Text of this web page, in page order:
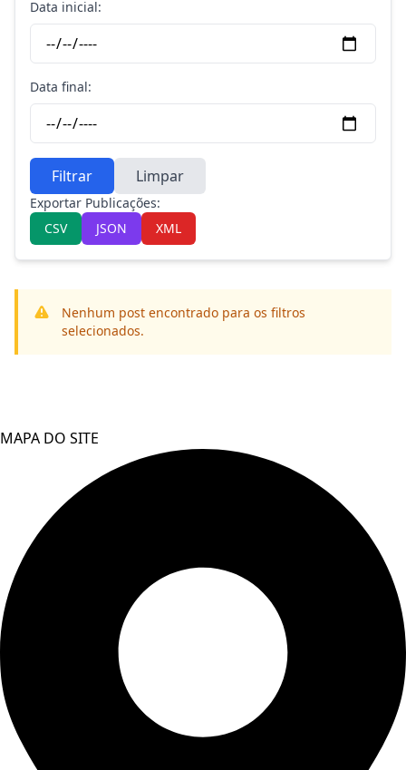
Data inicial:
Data final:
Filtrar Limpar
Exportar Publicações:
CSV
JSON XML
Nenhum post encontrado para os filtros
selecionados.
MAPA DO SITE